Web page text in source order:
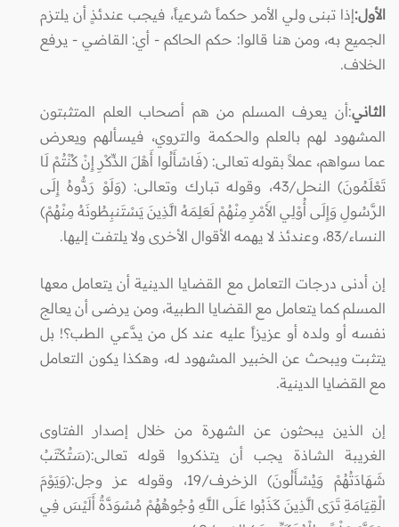
الأول:إذا تبنى ولي الأمر حكماً شرعياً، فيجب عندئذٍ أن يلتزم
الجميع به، ومن هنا قالوا: حكم الحاكم - أي: القاضي - يرفع
الخلاف.
الثاني:أن يعرف المسلم من هم أصحاب العلم المتثبتون
المشهود لهم بالعلم والحكمة والتروي، فيسألهم ويعرض
عما سواهم، عملاً بقوله تعالى: (فَاسْأَلُوا أَهْلَ الذِّكْرِ إِنْ كُنْتُمْ لَا
تَعْلَمُونَ) النحل/43، وقوله تبارك وتعالى: (وَلَوْ رَدُّوهُ إِلَى
الرَّسُولِ وَإِلَى أُوْلِي الأَمْرِ مِنْهُمْ لَعَلِمَهُ الَّذِينَ يَسْتَنبِطُونَهُ مِنْهُمْ)
النساء/83، وعندئذ لا يهمه الأقوال الأخرى ولا يلتفت إليها.
إن أدنى درجات التعامل مع القضايا الدينية أن يتعامل معها
المسلم كما يتعامل مع القضايا الطبية، ومن يرضى أن يعالج
نفسه أو ولده أو عزيزاً عليه عند كل من يدَّعي الطب؟! بل
يتثبت ويبحث عن الخبير المشهود له، وهكذا يكون التعامل
مع القضايا الدينية.
إن الذين يبحثون عن الشهرة من خلال إصدار الفتاوى
الغريبة الشاذة يجب أن يتذكروا قوله تعالى:(سَتُكْتَبُ
شَهَادَتُهُمْ وَيُسْأَلُونَ) الزخرف/19، وقوله عز وجل:(وَيَوْمَ
الْقِيَامَةِ تَرَى الَّذِينَ كَذَبُوا عَلَى اللَّهِ وُجُوهُهُمْ مُسْوَدَّةٌ أَلَيْسَ فِي